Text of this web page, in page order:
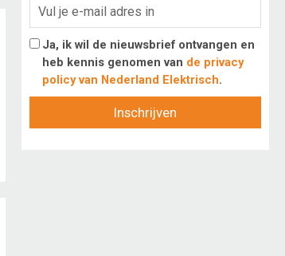
Ja, ik wil de nieuwsbrief ontvangen en
heb kennis genomen van de privacy
policy van Nederland Elektrisch.
Inschrijven